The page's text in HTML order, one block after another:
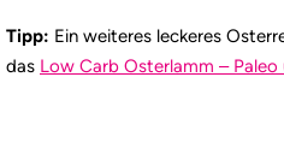
Tipp: Ein weiteres leckeres
das Low Carb Osterlamm –